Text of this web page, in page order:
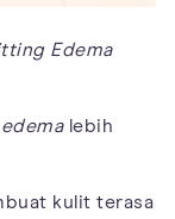
Edema
edemalebih
kulit terasa